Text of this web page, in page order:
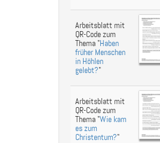
Arbeitsblatt mit
QR-Code zum
Thema "Haben
früher Menschen
in Höhlen
gelebt?"
Arbeitsblatt mit
QR-Code zum
Thema "Wie kam
es zum
Christentum?"